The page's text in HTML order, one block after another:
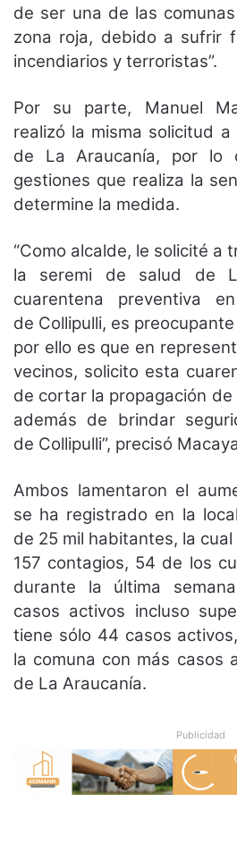
de ser una de las
zona roja, debido a sufrir
incendiarios y terroristas”.
Por su parte, Manuel
realizó la misma solicitud
de La Araucanía, por lo
gestiones que realiza la
determine la medida.
“Como alcalde, le solicité a
la seremi de salud de
cuarentena preventiva
de Collipulli, es
por ello es que en
vecinos, solicito esta
de cortar la propagación
además de brindar
de Collipulli”, precisó
Ambos lamentaron el
se ha registrado en la
de 25 mil habitantes, la
157 contagios, 54 de los
durante la última
casos activos incluso
tiene sólo 44 casos
la comuna con más casos
de La Araucanía.
Publicidad